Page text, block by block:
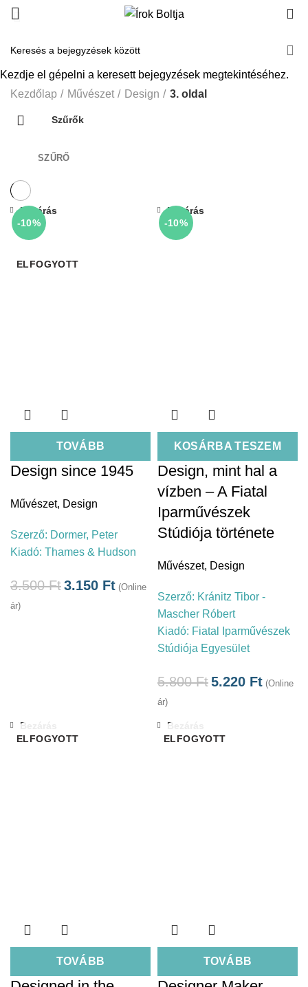
Design
Kezdőlap Művészet Design 3. oldal
Szűrők
SZŰRŐ
-10%
ELFOGYOTT
TOVÁBB
Bezárás
Design since 1945
Művészet, Design
Szerző: Dormer, Peter
Kiadó: Thames & Hudson
3.500Ft3.150 Ft (Online
ár)
-10%
KOSÁRBA TESZEM
Bezárás
Design, mint hal a
vízben – A Fiatal
Iparművészek
Stúdiója története
Művészet, Design
Szerző: Kránitz Tibor -
Mascher Róbert
Kiadó: Fiatal Iparművészek
Stúdiója Egyesület
5.800Ft5.220 Ft (Online
ár)
ELFOGYOTT
TOVÁBB
Bezárás
ELFOGYOTT
TOVÁBB
Bezárás
Kezdje el gépelni a keresett bejegyzések megtekintéséhez.